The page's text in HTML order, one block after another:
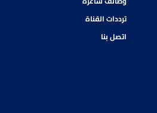
ترددات القناة
اتصل بنا